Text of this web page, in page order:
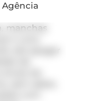
Agência
manchas
até apagar
de
de
sem saber,
com